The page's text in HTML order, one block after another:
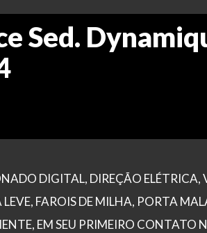
Sed.
DIGITAL, DIREÇÃO ELÉTRICA,
FAROIS DE MILHA, PORTA
EM SEU PRIMEIRO CONTATO